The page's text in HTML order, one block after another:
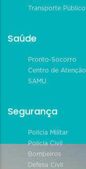
Transporte Público
Saúde
Pronto-Socorro
Centro de
SAMU
Segurança
Polícia Militar
Polícia Civil
Bombeiros
Defesa Civil